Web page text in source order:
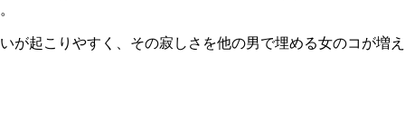
起こりやすく、その寂しさを他の男で埋める女のコが増え